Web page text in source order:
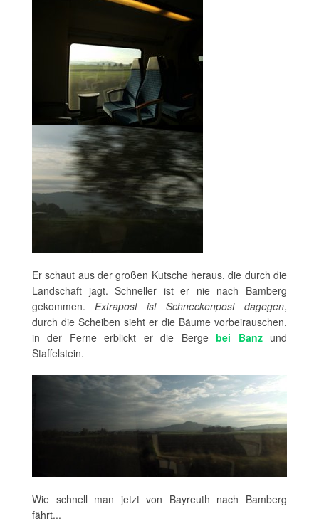
Er schaut aus der großen Kutsche heraus, die durch die
Landschaft jagt. Schneller ist er nie nach Bamberg
gekommen. Extrapost ist Schneckenpost dagegen,
durch die Scheiben sieht er die Bäume vorbeirauschen,
in der Ferne erblickt er die Bergebei Banzund
Staffelstein.
Wie schnell man jetzt von Bayreuth nach Bamberg
fährt...